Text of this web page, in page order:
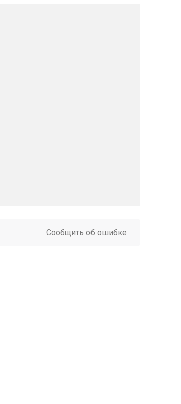
Сообщить об ошибке